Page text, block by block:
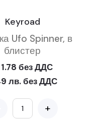
Keyroad
Ufo Spinner, в
блистер
без ДДС
лв. без ДДС
+